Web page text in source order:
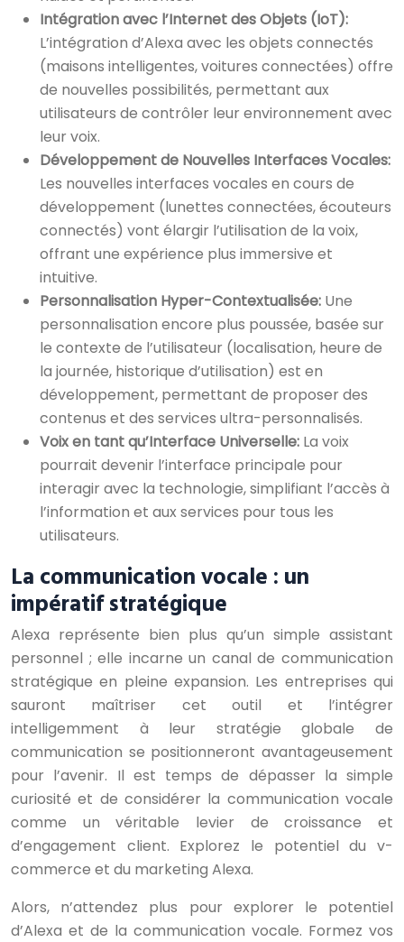
Intégration avec l’Internet des Objets (IoT):
L’intégration d’Alexa avec les objets connectés
(maisons intelligentes, voitures connectées) offre
de nouvelles possibilités, permettant aux
utilisateurs de contrôler leur environnement avec
leur voix.
Développement de Nouvelles Interfaces Vocales:
Les nouvelles interfaces vocales en cours de
développement (lunettes connectées, écouteurs
connectés) vont élargir l’utilisation de la voix,
offrant une expérience plus immersive et
intuitive.
Personnalisation Hyper-Contextualisée: Une
personnalisation encore plus poussée, basée sur
le contexte de l’utilisateur (localisation, heure de
la journée, historique d’utilisation) est en
développement, permettant de proposer des
contenus et des services ultra-personnalisés.
Voix en tant qu’Interface Universelle: La voix
pourrait devenir l’interface principale pour
interagir avec la technologie, simplifiant l’accès à
l’information et aux services pour tous les
utilisateurs.
La communication vocale : un
impératif stratégique
Alexa représente bien plus qu’un simple assistant
personnel ; elle incarne un canal de communication
stratégique en pleine expansion. Les entreprises qui
sauront maîtriser cet outil et l’intégrer
intelligemment à leur stratégie globale de
communication se positionneront avantageusement
pour l’avenir. Il est temps de dépasser la simple
curiosité et de considérer la communication vocale
comme un véritable levier de croissance et
d’engagement client. Explorez le potentiel du v-
commerce et du marketing Alexa.
Alors, n’attendez plus pour explorer le potentiel
d’Alexa et de la communication vocale. Formez vos